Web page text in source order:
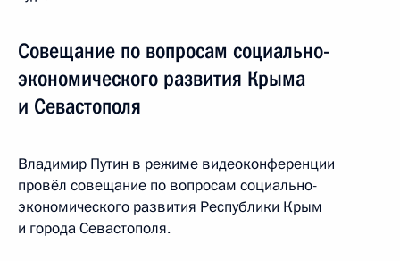
Совещание по вопросам социально-
экономического развития Крыма
и Севастополя
Владимир Путин в режиме видеоконференции
провёл совещание по вопросам социально-
экономического развития Республики Крым
и города Севастополя.